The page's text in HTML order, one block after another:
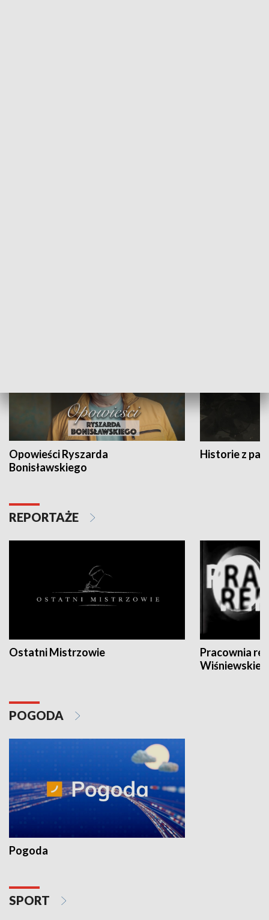
Opowieści Ryszarda
Bonisławskiego
Historie z
REPORTAŻE
Ostatni Mistrzowie
Pracownia
POGODA
Pogoda
SPORT